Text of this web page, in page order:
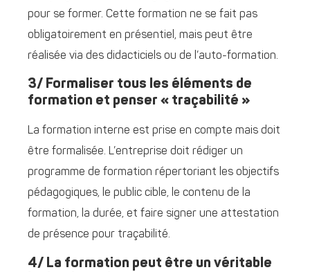
pour se former. Cette formation ne se fait pas
obligatoirement en présentiel, mais peut être
réalisée via des didacticiels ou de l’auto-formation.
3/ Formaliser tous les éléments de
formation et penser « traçabilité »
La formation interne est prise en compte mais doit
être formalisée. L’entreprise doit rédiger un
programme de formation répertoriant les objectifs
pédagogiques, le public cible, le contenu de la
formation, la durée, et faire signer une attestation
de présence pour traçabilité.
4/ La formation peut être un véritable